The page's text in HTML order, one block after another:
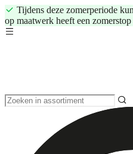
Tijdens deze zomerperiode
op maatwerk heeft een